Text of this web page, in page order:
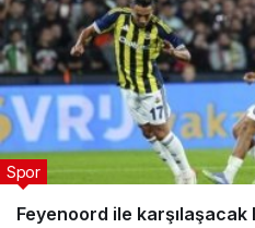
Feyenoord ile karşılaşacak
Spor